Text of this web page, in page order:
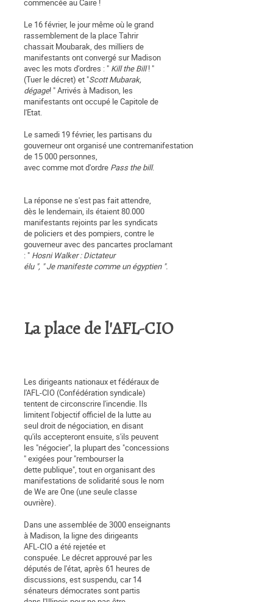
commencée au Caire !
Le 16 février, le jour même où le grand
rassemblement de la place Tahrir
chassait Moubarak, des milliers de
manifestants ont convergé sur Madison
avec les mots d'ordres : " Kill the Bill! "
(Tuer le décret) et "Scott Mubarak,
dégage! " Arrivés à Madison, les
manifestants ont occupé le Capitole de
l'Etat.
Le samedi 19 février, les partisans du
gouverneur ont organisé une contremanifestation
de 15 000 personnes,
avec comme mot d'ordre Pass the bill.
La réponse ne s'est pas fait attendre,
dès le lendemain, ils étaient 80.000
manifestants rejoints par les syndicats
de policiers et des pompiers, contre le
gouverneur avec des pancartes proclamant
: " Hosni Walker : Dictateur
élu ", " Je manifeste comme un égyptien ".
La place de l'AFL-CIO
Les dirigeants nationaux et fédéraux de
l'AFL-CIO (Confédération syndicale)
tentent de circonscrire l'incendie. Ils
limitent l'objectif officiel de la lutte au
seul droit de négociation, en disant
qu'ils accepteront ensuite, s'ils peuvent
les "négocier", la plupart des "concessions
" exigées pour "rembourser la
dette publique", tout en organisant des
manifestations de solidarité sous le nom
de We are One (une seule classe
ouvrière).
Dans une assemblée de 3000 enseignants
à Madison, la ligne des dirigeants
AFL-CIO a été rejetée et
conspuée. Le décret approuvé par les
députés de l'état, après 61 heures de
discussions, est suspendu, car 14
sénateurs démocrates sont partis